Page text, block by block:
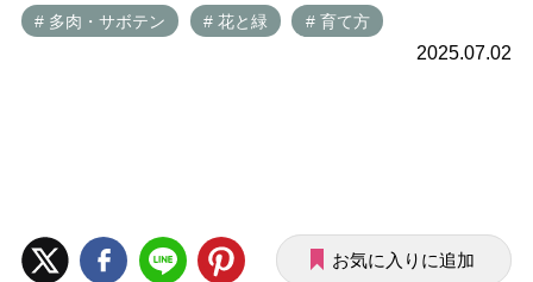
# 多肉・サボテン # 花と緑 # 育て方
2025.07.02
お気に入りに追加